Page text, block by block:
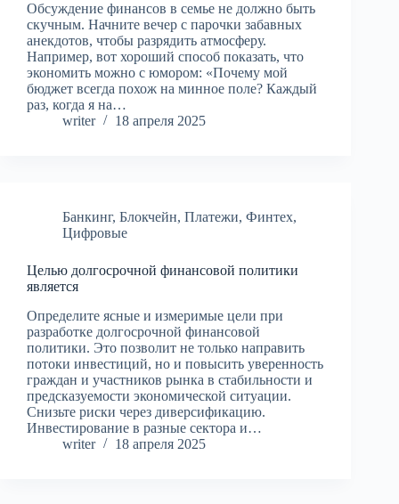
Обсуждение финансов в семье не должно быть
скучным. Начните вечер с парочки забавных
анекдотов, чтобы разрядить атмосферу.
Например, вот хороший способ показать, что
экономить можно с юмором: «Почему мой
бюджет всегда похож на минное поле? Каждый
раз, когда я на…
writer
18 апреля 2025
Банкинг, Блокчейн, Платежи, Финтех,
Цифровые
Целью долгосрочной финансовой политики
является
Определите ясные и измеримые цели при
разработке долгосрочной финансовой
политики. Это позволит не только направить
потоки инвестиций, но и повысить уверенность
граждан и участников рынка в стабильности и
предсказуемости экономической ситуации.
Снизьте риски через диверсификацию.
Инвестирование в разные сектора и…
writer
18 апреля 2025